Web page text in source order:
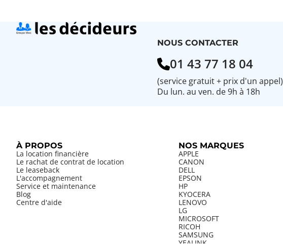
NOUS CONTACTER
01 43 77 18 04
(service gratuit + prix d'un appel)
Du lun. au ven. de 9h à 18h
À PROPOS
La location financière
Le rachat de contrat de location
Le leaseback
L'accompagnement
Service et maintenance
Blog
Centre d'aide
NOS MARQUES
APPLE
CANON
DELL
EPSON
HP
KYOCERA
LENOVO
LG
MICROSOFT
RICOH
SAMSUNG